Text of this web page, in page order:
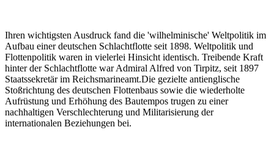
Ihren wichtigsten Ausdruck fand die 'wilhelminische' Weltpolitik im
Aufbau einer deutschen Schlachtflotte seit 1898. Weltpolitik und
Flottenpolitik waren in vielerlei Hinsicht identisch. Treibende Kraft
hinter der Schlachtflotte war Admiral Alfred von Tirpitz, seit 1897
Staatssekretär im Reichsmarineamt.Die gezielte antienglische
Stoßrichtung des deutschen Flottenbaus sowie die wiederholte
Aufrüstung und Erhöhung des Bautempos trugen zu einer
nachhaltigen Verschlechterung und Militarisierung der
internationalen Beziehungen bei.